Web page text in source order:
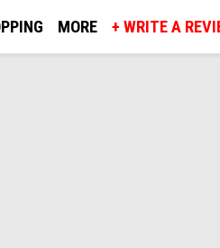
MORE + WRITE A